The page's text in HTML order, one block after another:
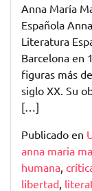
sus
Anna María
Española
Literatura
Barcelona en
figuras más
siglo XX. Su
[…]
Publicado en
anna maria
humana
libertad